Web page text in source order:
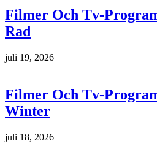
Filmer Och Tv-
Rad
juli 19, 2026
Filmer Och Tv-
Winter
juli 18, 2026